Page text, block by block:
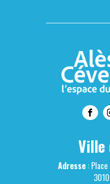
Ville
Adresse: Place